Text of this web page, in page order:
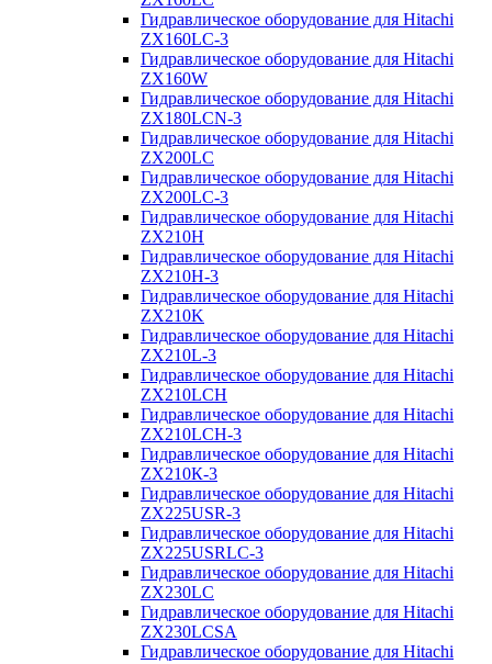
Гидравлическое оборудование для Hitachi
ZX160LC-3
Гидравлическое оборудование для Hitachi
ZX160W
Гидравлическое оборудование для Hitachi
ZX180LCN-3
Гидравлическое оборудование для Hitachi
ZX200LC
Гидравлическое оборудование для Hitachi
ZX200LC-3
Гидравлическое оборудование для Hitachi
ZX210H
Гидравлическое оборудование для Hitachi
ZX210H-3
Гидравлическое оборудование для Hitachi
ZX210K
Гидравлическое оборудование для Hitachi
ZX210L-3
Гидравлическое оборудование для Hitachi
ZX210LCH
Гидравлическое оборудование для Hitachi
ZX210LCH-3
Гидравлическое оборудование для Hitachi
ZX210К-3
Гидравлическое оборудование для Hitachi
ZX225USR-3
Гидравлическое оборудование для Hitachi
ZX225USRLC-3
Гидравлическое оборудование для Hitachi
ZX230LC
Гидравлическое оборудование для Hitachi
ZX230LCSA
Гидравлическое оборудование для Hitachi